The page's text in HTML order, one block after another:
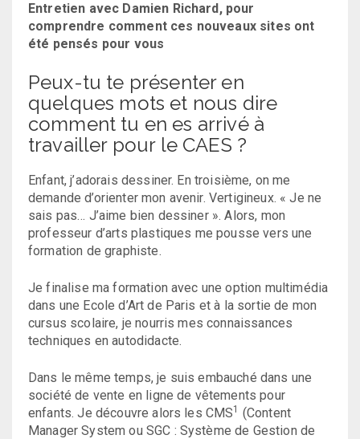
Entretien avec Damien Richard, pour
comprendre comment ces nouveaux sites ont
été pensés pour vous
Peux-tu te présenter en
quelques mots et nous dire
comment tu en es arrivé à
travailler pour le CAES ?
Enfant, j’adorais dessiner. En troisième, on me
demande d’orienter mon avenir. Vertigineux. « Je ne
sais pas… J’aime bien dessiner ». Alors, mon
professeur d’arts plastiques me pousse vers une
formation de graphiste.
Je finalise ma formation avec une option multimédia
dans une Ecole d’Art de Paris et à la sortie de mon
cursus scolaire, je nourris mes connaissances
techniques en autodidacte.
Dans le même temps, je suis embauché dans une
société de vente en ligne de vêtements pour
enfants. Je découvre alors les CMS1
(Content
Manager System ou SGC : Système de Gestion de